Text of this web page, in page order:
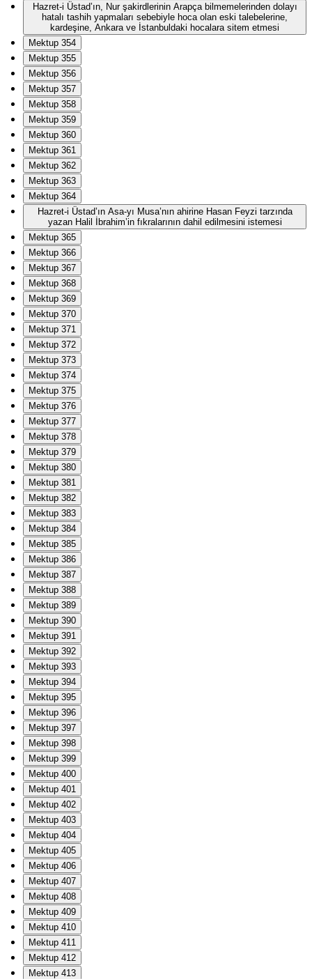
Hazret-i Üstad’ın, Nur şakirdlerinin Arapça bilmemelerinden dolayı
hatalı tashih yapmaları sebebiyle hoca olan eski talebelerine,
kardeşine, Ankara ve İstanbuldaki hocalara sitem etmesi
Mektup 354
Mektup 355
Mektup 356
Mektup 357
Mektup 358
Mektup 359
Mektup 360
Mektup 361
Mektup 362
Mektup 363
Mektup 364
Hazret-i Üstad’ın Asa-yı Musa’nın ahirine Hasan Feyzi tarzında
yazan Halil İbrahim’in fıkralarının dahil edilmesini istemesi
Mektup 365
Mektup 366
Mektup 367
Mektup 368
Mektup 369
Mektup 370
Mektup 371
Mektup 372
Mektup 373
Mektup 374
Mektup 375
Mektup 376
Mektup 377
Mektup 378
Mektup 379
Mektup 380
Mektup 381
Mektup 382
Mektup 383
Mektup 384
Mektup 385
Mektup 386
Mektup 387
Mektup 388
Mektup 389
Mektup 390
Mektup 391
Mektup 392
Mektup 393
Mektup 394
Mektup 395
Mektup 396
Mektup 397
Mektup 398
Mektup 399
Mektup 400
Mektup 401
Mektup 402
Mektup 403
Mektup 404
Mektup 405
Mektup 406
Mektup 407
Mektup 408
Mektup 409
Mektup 410
Mektup 411
Mektup 412
Mektup 413